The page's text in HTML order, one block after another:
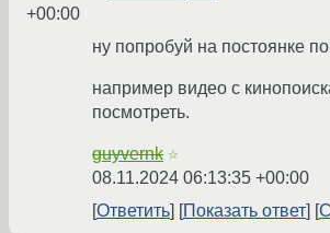
+00:00
ну попробуй на постоянке
например видео с
посмотреть.
guyvernk ☆
08.11.2024 06:13:35 +00:00
Ответить
Показать ответ